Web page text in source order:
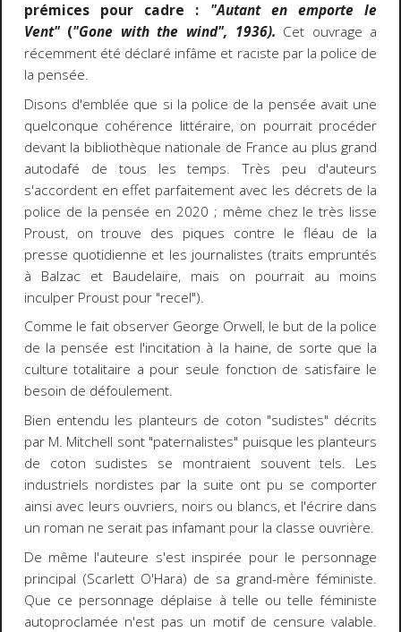
prémices pour cadre : "Autant en emporte le
Vent"("Gone with the wind", 1936). Cet ouvrage a
récemment été déclaré infâme et raciste par la police de
la pensée.
Disons d'emblée que si la police de la pensée avait une
quelconque cohérence littéraire, on pourrait procéder
devant la bibliothèque nationale de France au plus grand
autodafé de tous les temps. Très peu d'auteurs
s'accordent en effet parfaitement avec les décrets de la
police de la pensée en 2020 ; même chez le très lisse
Proust, on trouve des piques contre le fléau de la
presse quotidienne et les journalistes (traits empruntés
à Balzac et Baudelaire, mais on pourrait au moins
inculper Proust pour "recel").
Comme le fait observer George Orwell, le but de la police
de la pensée est l'incitation à la haine, de sorte que la
culture totalitaire a pour seule fonction de satisfaire le
besoin de défoulement.
Bien entendu les planteurs de coton "sudistes" décrits
par M. Mitchell sont "paternalistes" puisque les planteurs
de coton sudistes se montraient souvent tels. Les
industriels nordistes par la suite ont pu se comporter
ainsi avec leurs ouvriers, noirs ou blancs, et l'écrire dans
un roman ne serait pas infamant pour la classe ouvrière.
De même l'auteure s'est inspirée pour le personnage
principal (Scarlett O'Hara) de sa grand-mère féministe.
Que ce personnage déplaise à telle ou telle féministe
autoproclamée n'est pas un motif de censure valable.